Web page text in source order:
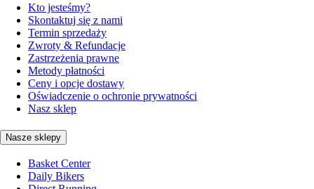
Kto jesteśmy?
Skontaktuj się z nami
Termin sprzedaży
Zwroty & Refundacje
Zastrzeżenia prawne
Metody płatności
Ceny i opcje dostawy
Oświadczenie o ochronie prywatności
Nasz sklep
Nasze sklepy
Basket Center
Daily Bikers